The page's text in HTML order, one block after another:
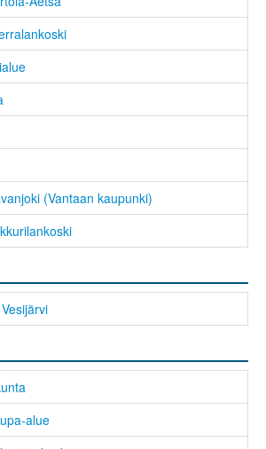
(Vantaan kaupunki)
alue